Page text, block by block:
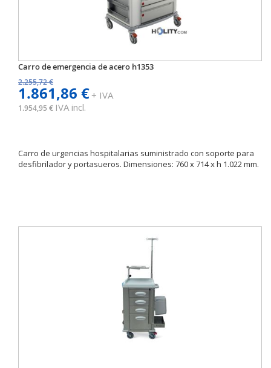
Carro de emergencia de acero h1353
2.255,72 €
1.861,86 €+ IVA
1.954,95 € IVA incl.
Carro de urgencias hospitalarias suministrado con soporte para
desfibrilador y portasueros. Dimensiones: 760 x 714 x h 1.022 mm.